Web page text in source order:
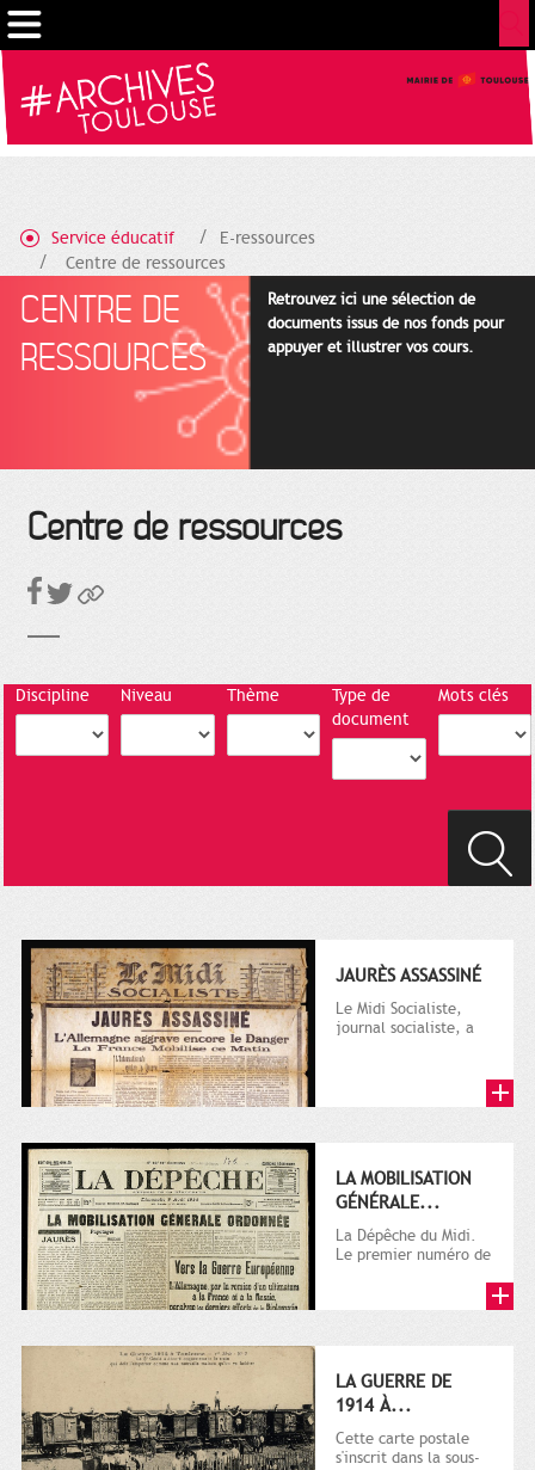
Service éducatif
E-ressources
Centre de ressources
CENTRE DE
RESSOURCES
Retrouvez ici une sélection de
documents issus de nos fonds pour
appuyer et illustrer vos cours.
Centre de ressources
Discipline Niveau Thème
Type de
document
Mots clés
JAURÈS ASSASSINÉ
Le Midi Socialiste,
journal socialiste, a
LA MOBILISATION
GÉNÉRALE...
La Dépêche du Midi.
Le premier numéro de
octobre...
LA GUERRE DE
1914 À...
Cette carte postale
s'inscrit dans la sous-
Gestion de vos préférences sur les cookies